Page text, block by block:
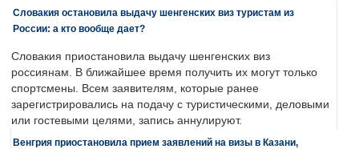
Словакия остановила выдачу шенгенских виз туристам из
России: а кто вообще дает?
Словакия приостановила выдачу шенгенских виз
россиянам. В ближайшее время получить их могут только
спортсмены. Всем заявителям, которые ранее
зарегистрировались на подачу с туристическими, деловыми
или гостевыми целями, запись аннулируют.
Венгрия приостановила прием заявлений на визы в Казани,